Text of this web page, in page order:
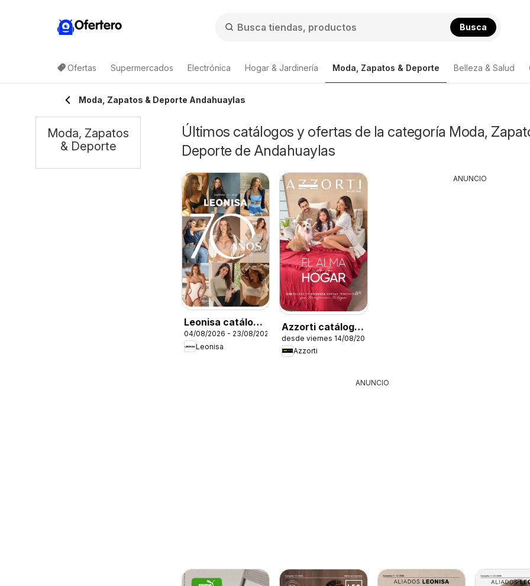
Ofertero Busca
Ofertas Supermercados Electrónica Hogar & Jardinería Moda, Zapatos & Deporte Belleza & Salud
Moda, Zapatos & Deporte Andahuaylas
Últimos catálogos y ofertas de la categoría Moda,
Deporte de Andahuaylas
Leonisa catálogo
- Campaña 12
04/08/2026 - 23/08/2026
Leonisa
Azzorti catálogo
- Campaña 13
desde viernes 14/08/2026
Azzorti
ANUNCIO
ANUNCIO
Moda, Zapatos
& Deporte